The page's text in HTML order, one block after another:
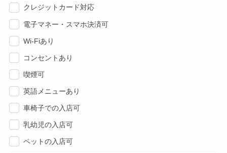
クレジットカード対応
電子マネー・スマホ決済可
Wi-Fiあり
コンセントあり
喫煙可
英語メニューあり
車椅子での入店可
乳幼児の入店可
ペットの入店可